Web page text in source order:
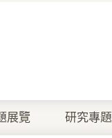
展覽 研究專題